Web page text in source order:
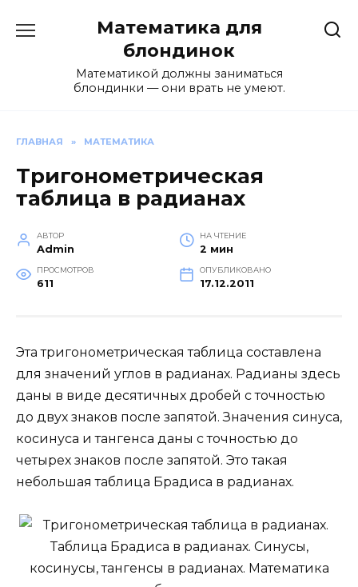
Математика для
блондинок
Математикой должны заниматься
блондинки — они врать не умеют.
ГЛАВНАЯ » МАТЕМАТИКА
Тригонометрическая
таблица в радианах
АВТОР
Admin
НА ЧТЕНИЕ
2 мин
ПРОСМОТРОВ
611
ОПУБЛИКОВАНО
17.12.2011
Эта тригонометрическая таблица составлена
для значений углов в радианах. Радианы здесь
даны в виде десятичных дробей с точностью
до двух знаков после запятой. Значения синуса,
косинуса и тангенса даны с точностью до
четырех знаков после запятой. Это такая
небольшая таблица Брадиса в радианах.